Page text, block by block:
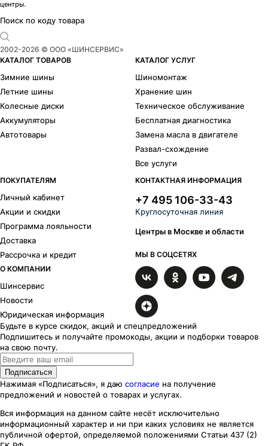
центры.
Поиск по коду товара
2002-2026 © ООО «ШИНСЕРВИС»
КАТАЛОГ ТОВАРОВ
Зимние шины
Летние шины
Колесные диски
Аккумуляторы
Автотовары
КАТАЛОГ УСЛУГ
Шиномонтаж
Хранение шин
Техническое обслуживание
Бесплатная диагностика
Замена масла в двигателе
Развал-схождение
Все услуги
ПОКУПАТЕЛЯМ
Личный кабинет
Акции и скидки
Программа лояльности
Доставка
Рассрочка и кредит
О КОМПАНИИ
Шинсервис
Новости
Юридическая информация
КОНТАКТНАЯ ИНФОРМАЦИЯ
+7 495 106-33-43
Круглосуточная линия
Центры в Москве и области
МЫ В СОЦСЕТЯХ
Будьте в курсе скидок, акций и спецпредложений
Подпишитесь и получайте промокоды, акции и подборки товаров
на свою почту.
Подписаться
Нажимая «Подписаться», я даю согласие на получение
предложений и новостей о товарах и услугах.
Вся информация на данном сайте несёт исключительно
информационный характер и ни при каких условиях не является
публичной офертой, определяемой положениями Статьи 437 (2)